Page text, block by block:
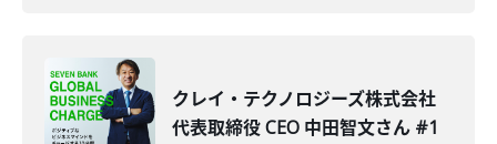
クレイ・テクノロジーズ株式会社
代表取締役 CEO 中田智文さん #1